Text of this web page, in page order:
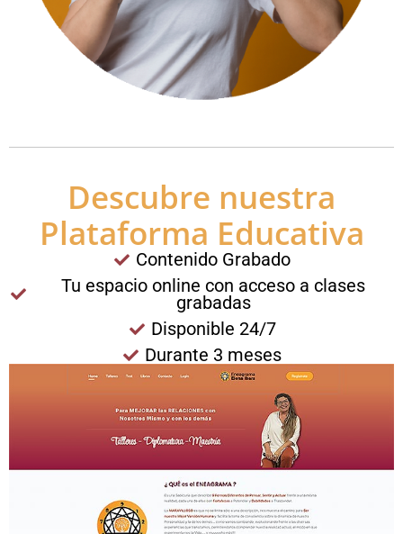
Descubre nuestra
Plataforma Educativa
Contenido Grabado
Tu espacio online con acceso a clases
grabadas
Disponible 24/7
Durante 3 meses